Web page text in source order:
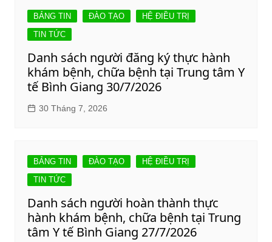
BẢNG TIN ĐÀO TẠO
HỆ ĐIỀU TRỊ
TIN TỨC
Danh sách người đăng ký thực hành
khám bệnh, chữa bệnh tại Trung tâm Y
tế Bình Giang 30/7/2026
30 Tháng 7, 2026
BẢNG TIN ĐÀO TẠO
HỆ ĐIỀU TRỊ
TIN TỨC
Danh sách người hoàn thành thực
hành khám bệnh, chữa bệnh tại Trung
tâm Y tế Bình Giang 27/7/2026